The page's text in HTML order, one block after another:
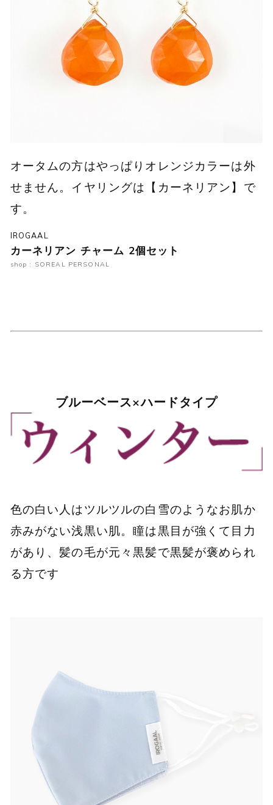
オータムの方はやっぱりオレンジカラーは外
せません。イヤリングは【カーネリアン】で
す。
IROGAAL
カーネリアン チャーム 2個セット
shop : SOREAL PERSONAL
ブルーベース×ハードタイプ
色の白い人はツルツルの白雪のようなお肌か
赤みがない浅黒い肌。瞳は黒目が強くて目力
があり、髪の毛が元々黒髪で黒髪が褒められ
る方です